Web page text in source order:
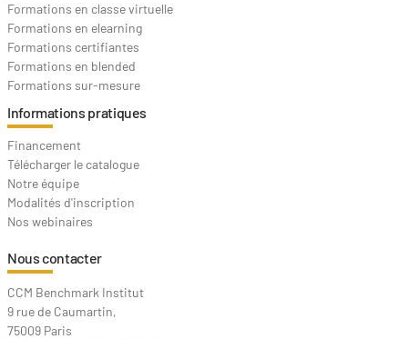
Formations en classe virtuelle
Formations en elearning
Formations certifiantes
Formations en blended
Formations sur-mesure
Informations pratiques
Financement
Télécharger le catalogue
Notre équipe
Modalités d'inscription
Nos webinaires
Nous contacter
CCM Benchmark Institut
9 rue de Caumartin,
75009 Paris